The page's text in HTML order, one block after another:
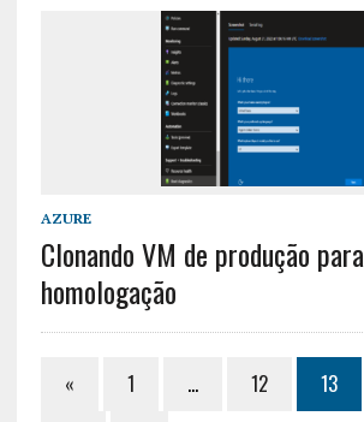
AZURE
Clonando VM de produção para
homologação
« 1 … 12 13